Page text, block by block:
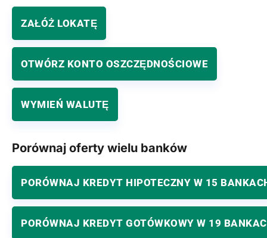
ZAŁÓŻ LOKATĘ
OTWÓRZ KONTO OSZCZĘDNOŚCIOWE
WYMIEŃ WALUTĘ
Porównaj oferty wielu banków
PORÓWNAJ KREDYT HIPOTECZNY W 15
PORÓWNAJ KREDYT GOTÓWKOWY W 19